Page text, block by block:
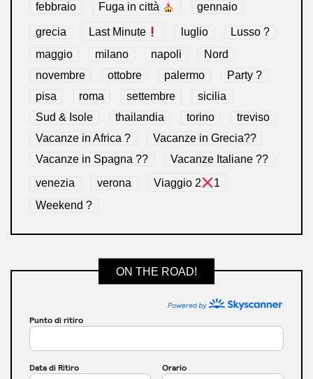
febbraio Fuga in città gennaio
grecia Last Minute luglio
Lusso ?
maggio
milano napoli
Nord
novembre
ottobre palermo
Party ?
pisa
roma settembre
sicilia
Sud & Isole
thailandia torino
treviso
Vacanze in Africa ?
Vacanze in Grecia??
Vacanze in Spagna ??
Vacanze Italiane ??
venezia verona Viaggio 2
1
Weekend ?
ON THE ROAD!